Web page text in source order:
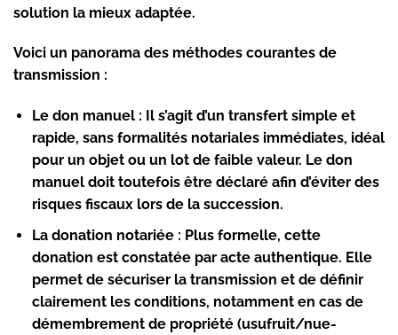
solution la mieux adaptée.
Voici un panorama des méthodes courantes de
transmission :
Le don manuel : Il s’agit d’un transfert simple et
rapide, sans formalités notariales immédiates, idéal
pour un objet ou un lot de faible valeur. Le don
manuel doit toutefois être déclaré afin d’éviter des
risques fiscaux lors de la succession.
La donation notariée : Plus formelle, cette
donation est constatée par acte authentique. Elle
permet de sécuriser la transmission et de définir
clairement les conditions, notamment en cas de
démembrement de propriété (usufruit/nue-